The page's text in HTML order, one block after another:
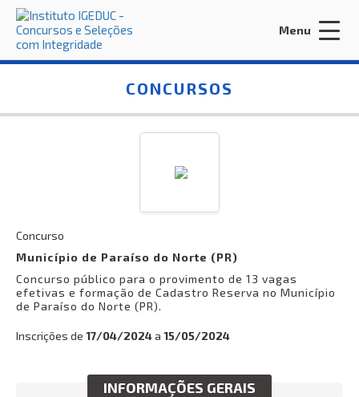
Acessar Área do Candidato:
INÍCIO
CONTRATE-NOS
EDITORA IGEDUC
INTEGRIDADE
Menu
CONCURSOS
Concurso
Município de Paraíso do Norte (PR)
Concurso público para o provimento de 13 vagas
efetivas e formação de Cadastro Reserva no Município
de Paraíso do Norte (PR).
Inscrições de 17/04/2024a 15/05/2024
INFORMAÇÕES GERAIS